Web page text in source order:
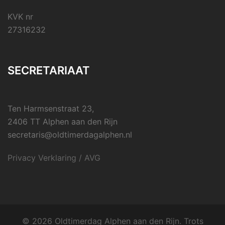
KVK nr
27316232
SECRETARIAAT
Ten Harmsenstraat 23,
2406 TT Alphen aan den Rijn
secretaris@oldtimerdagalphen.nl
Privacy Verklaring / AVG
© 2026 Oldtimerdag Alphen aan den Rijn. Trots